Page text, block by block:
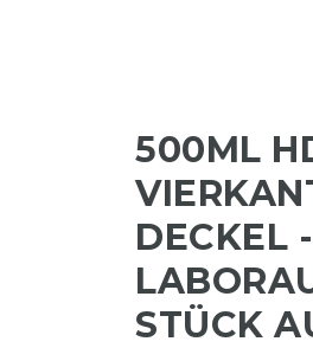
500ML
DECKEL -
STÜCK